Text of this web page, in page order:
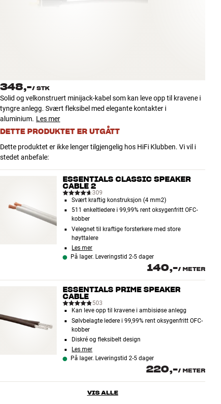
TILBUD
Finn Butikk
Kundeservice
Logg inn
348,-/ STK
Solid og velkonstruert minijack-kabel som kan leve opp til kravene i
tyngre anlegg. Svært fleksibel med elegante kontakter i
aluminium. Les mer
DETTE PRODUKTET ER UTGÅTT
Dette produktet er ikke lenger tilgjengelig hos HiFi Klubben. Vi vil i
stedet anbefale:
ESSENTIALS CLASSIC SPEAKER
CABLE 2
309
Svært kraftig konstruksjon (4 mm2)
511 enkeltledere i 99,99% rent oksygenfritt OFC-
kobber
Velegnet til kraftige forsterkere med store
høyttalere
Les mer
På lager. Leveringstid 2-5 dager
140,-/ METER
ESSENTIALS PRIME SPEAKER
CABLE
503
Kan leve opp til kravene i ambisiøse anlegg
Sølvbelagte ledere i 99,99% rent oksygenfritt OFC-
kobber
Diskré og fleksibelt design
Les mer
På lager. Leveringstid 2-5 dager
220,-/ METER
VIS ALLE